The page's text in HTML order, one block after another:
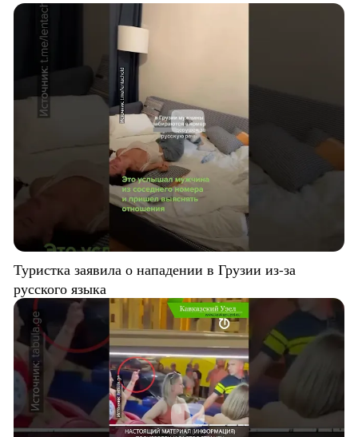
Туристка заявила о нападении в Грузии из-за
русского языка